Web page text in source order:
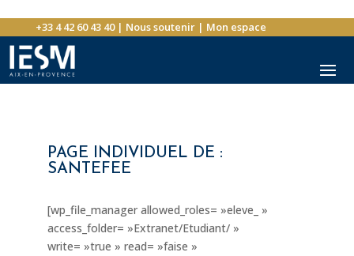
+33 4 42 60 43 40| Nous soutenir| Mon espace
PAGE INDIVIDUEL DE :
SANTEFEE
[wp_file_manager allowed_roles= »eleve_ »
access_folder= »Extranet/Etudiant/ »
write= »true » read= »faise »